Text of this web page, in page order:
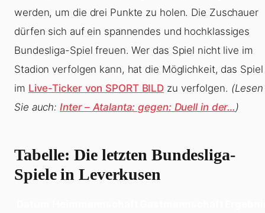
werden, um die drei Punkte zu holen. Die Zuschauer
dürfen sich auf ein spannendes und hochklassiges
Bundesliga-Spiel freuen. Wer das Spiel nicht live im
Stadion verfolgen kann, hat die Möglichkeit, das Spiel
im Live-Ticker von SPORT BILD zu verfolgen. (Lesen
Sie auch:Inter – Atalanta: gegen: Duell in der… )
Tabelle: Die letzten Bundesliga-
Spiele in Leverkusen